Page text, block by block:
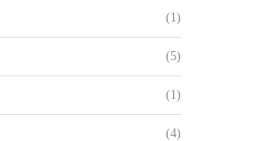
(1)
(5)
(1)
(4)